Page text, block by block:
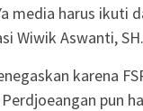
media harus ikuti
Wiwik Aswanti,
karena
pun